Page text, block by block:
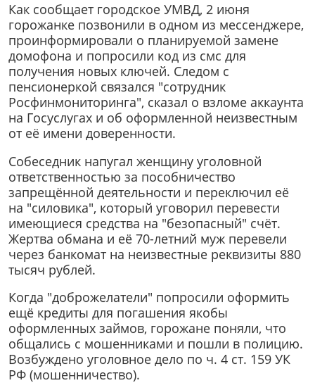
Как сообщает городское УМВД, 2 июня
горожанке позвонили в одном из мессенджере,
проинформировали о планируемой замене
домофона и попросили код из смс для
получения новых ключей. Следом с
пенсионеркой связался "сотрудник
Росфинмониторинга", сказал о взломе аккаунта
на Госуслугах и об оформленной неизвестным
от её имени доверенности.
Собеседник напугал женщину уголовной
ответственностью за пособничество
запрещённой деятельности и переключил её
на "силовика", который уговорил перевести
имеющиеся средства на "безопасный" счёт.
Жертва обмана и её 70-летний муж перевели
через банкомат на неизвестные реквизиты 880
тысяч рублей.
Когда "доброжелатели" попросили оформить
ещё кредиты для погашения якобы
оформленных займов, горожане поняли, что
общались с мошенниками и пошли в полицию.
Возбуждено уголовное дело по ч. 4 ст. 159 УК
РФ (мошенничество).